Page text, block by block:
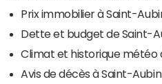
Prix immobilier à Saint-
Dette et budget de Saint-
Climat et historique météo
Avis de décès à Saint-